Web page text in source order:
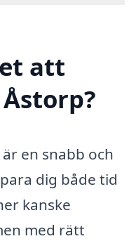
att
en snabb och
dig både tid
kanske
med rätt